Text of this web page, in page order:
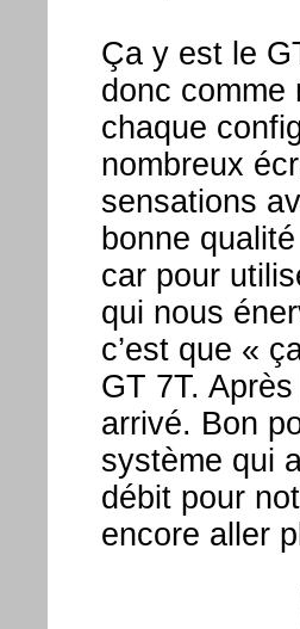
Ça y est le
donc comme
chaque
nombreux
sensations
bonne
car pour
qui nous
c’est que «
GT 7T.
arrivé. Bon
système qui
débit pour
encore aller